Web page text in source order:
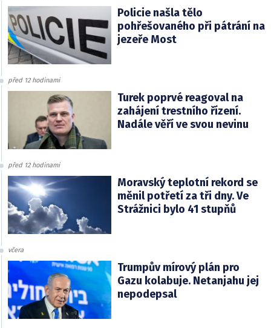
Policie našla tělo
pohřešovaného při pátrání na
jezeře Most
před 12 hodinami
Turek poprvé reagoval na
zahájení trestního řízení.
Nadále věří ve svou nevinu
před 12 hodinami
Moravský teplotní rekord se
měnil potřetí za tři dny. Ve
Strážnici bylo 41 stupňů
včera
Trumpův mírový plán pro
Gazu kolabuje. Netanjahu jej
nepodepsal